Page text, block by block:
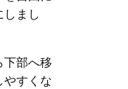
しまし
下部へ移
やすくな